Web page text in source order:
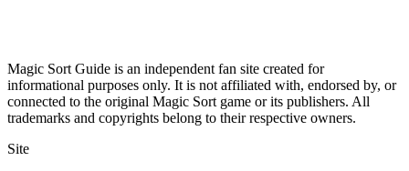
Magic Sort Guide is an independent fan site created for
informational purposes only. It is not affiliated with, endorsed by, or
connected to the original Magic Sort game or its publishers. All
trademarks and copyrights belong to their respective owners.
Site